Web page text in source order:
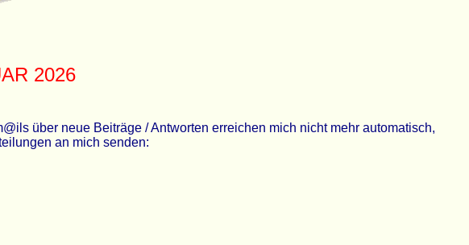
2026
über neue Beiträge / Antworten erreichen mich nicht mehr automatisch,
an mich senden: